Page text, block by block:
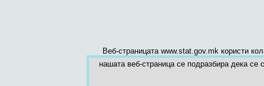
Веб-страницата www.stat.gov.mk користи
нашата веб-страница се подразбира дека се